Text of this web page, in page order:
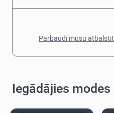
Pārbaudi mūsu
Iegādājies